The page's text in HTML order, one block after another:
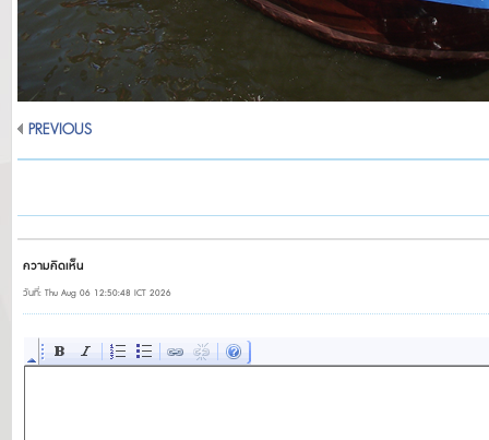
PREVIOUS
ความคิดเห็น
วันที่: Thu Aug 06 12:50:48 ICT 2026